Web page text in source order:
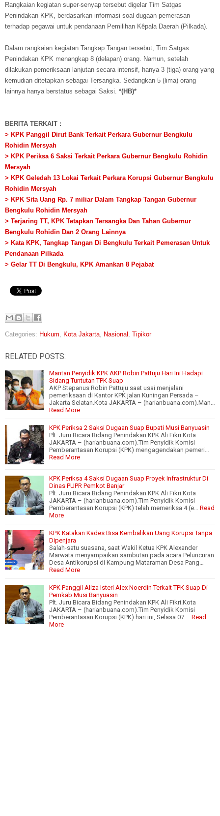
Rangkaian kegiatan super-senyap tersebut digelar Tim Satgas
Penindakan KPK, berdasarkan informasi soal dugaan pemerasan
terhadap pegawai untuk pendanaan Pemilihan Kêpala Daerah (Pilkada).
Dalam rangkaian kegiatan Tangkap Tangan tersebut, Tim Satgas
Penindakan KPK menangkap 8 (delapan) orang. Namun, setelah
dilakukan pemeriksaan lanjutan secara intensif, hanya 3 (tiga) orang yang
kemudian ditetapkan sebagai Tersangka. Sedangkan 5 (lima) orang
lainnya hanya berstatus sebagai Saksi. *(HB)*
BERITA TERKAIT :
> KPK Panggil Dirut Bank Terkait Perkara Gubernur Bengkulu
Rohidin Mersyah
> KPK Periksa 6 Saksi Terkait Perkara Gubernur Bengkulu Rohidin
Mersyah
> KPK Geledah 13 Lokai Terkait Perkara Korupsi Gubernur Bengkulu
Rohidin Mersyah
> KPK Sita Uang Rp. 7 miliar Dalam Tangkap Tangan Gubernur
Bengkulu Rohidin Mersyah
> Terjaring TT, KPK Tetapkan Tersangka Dan Tahan Gubernur
Bengkulu Rohidin Dan 2 Orang Lainnya
> Kata KPK, Tangkap Tangan Di Bengkulu Terkait Pemerasan Untuk
Pendanaan Pilkada
> Gelar TT Di Bengkulu, KPK Amankan 8 Pejabat
Categories: Hukum, Kota Jakarta, Nasional , Tipikor
RELATED POSTS:
Mantan Penyidik KPK AKP Robin Pattuju Hari Ini Hadapi
Sidang Tuntutan TPK Suap
AKP Stepanus Robin Pattuju saat usai menjalani
pemeriksaan di Kantor KPK jalan Kuningan Persada –
Jakarta Selatan.Kota JAKARTA – (harianbuana.com).Man…
Read More
KPK Periksa 2 Saksi Dugaan Suap Bupati Musi Banyuasin
Plt. Juru Bicara Bidang Penindakan KPK Ali Fikri.Kota
JAKARTA – (harianbuana.com).Tim Penyidik Komisi
Pemberantasan Korupsi (KPK) mengagendakan pemeri…
Read More
KPK Periksa 4 Saksi Dugaan Suap Proyek Infrastruktur Di
Dinas PUPR Pemkot Banjar
Plt. Juru Bicara Bidang Penindakan KPK Ali Fikri.Kota
JAKARTA – (harianbuana.com).Tim Penyidik Komisi
Pemberantasan Korupsi (KPK) telah memeriksa 4 (e… Read
More
KPK Katakan Kades Bisa Kembalikan Uang Korupsi Tanpa
Dipenjara
Salah-satu suasana, saat Wakil Ketua KPK Alexander
Marwata menyampaikan sambutan pada acara Peluncuran
Desa Antikorupsi di Kampung Mataraman Desa Pang…
Read More
KPK Panggil Aliza Isteri Alex Noerdin Terkait TPK Suap Di
Pemkab Musi Banyuasin
Plt. Juru Bicara Bidang Penindakan KPK Ali Fikri.Kota
JAKARTA – (harianbuana.com).Tim Penyidik Komisi
Pemberantasan Korupsi (KPK) hari ini, Selasa 07 … Read
More